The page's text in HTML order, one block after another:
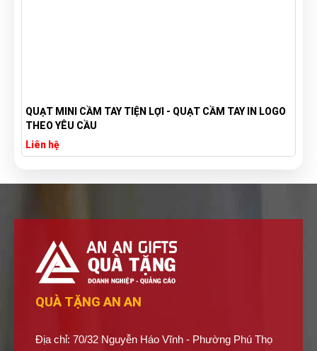
QUẠT MINI CẦM TAY TIỆN LỢI - QUẠT CẦM TAY IN LOGO
THEO YÊU CẦU
Liên hệ
QUÀ TẶNG AN AN
Địa chỉ: 70/32 Nguyễn Háo Vĩnh - Phường Phú Thọ